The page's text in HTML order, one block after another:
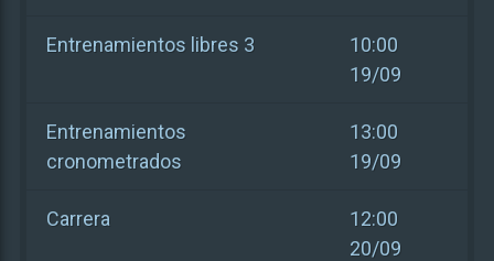
Entrenamientos libres 3
10:00
19/09
Entrenamientos
cronometrados
13:00
19/09
Carrera
12:00
20/09